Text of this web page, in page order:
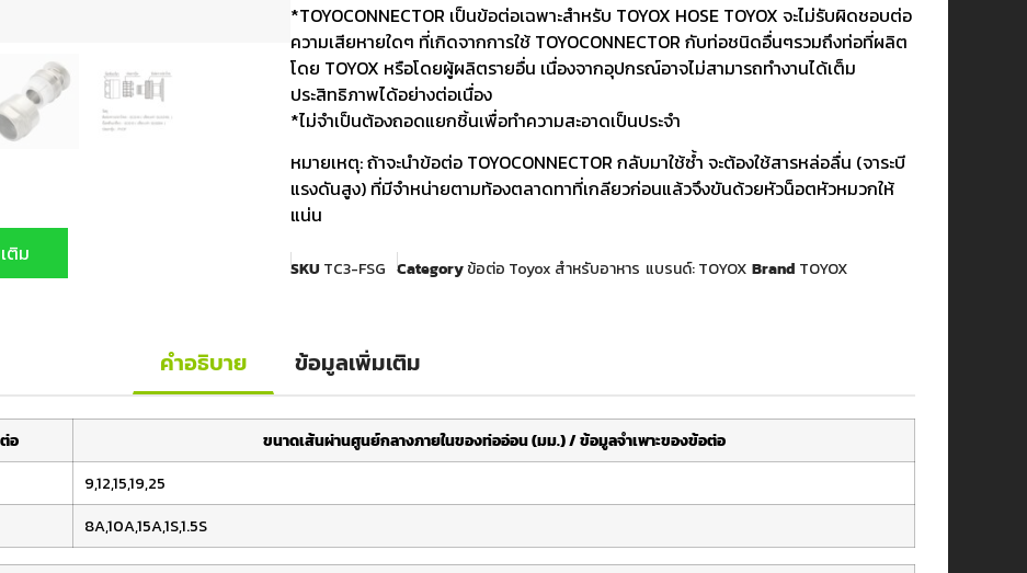
ติม
*TOYOCONNECTOR เป็นข้อต่อเฉพาะสำหรับ TOYOX HOSE TOYOX จะไม่รับผิดชอบต่อ
ความเสียหายใดๆ ที่เกิดจากการใช้ TOYOCONNECTOR กับท่อชนิดอื่นๆรวมถึงท่อที่ผลิต
โดย TOYOX หรือโดยผู้ผลิตรายอื่น เนื่องจากอุปกรณ์อาจไม่สามารถทำงานได้เต็ม
ประสิทธิภาพได้อย่างต่อเนื่อง
*ไม่จำเป็นต้องถอดแยกชิ้นเพื่อทำความสะอาดเป็นประจำ
หมายเหตุ: ถ้าจะนำข้อต่อ TOYOCONNECTOR กลับมาใช้ซ้ำ จะต้องใช้สารหล่อลื่น (จาระบี
แรงดันสูง) ที่มีจำหน่ายตามท้องตลาดทาที่เกลียวก่อนแล้วจึงขันด้วยหัวน็อตหัวหมวกให้
แน่น
SKU TC3-FSG Categoryข้อต่อ Toyox สำหรับอาหาร แบรนด์:TOYOX Brand TOYOX
คำอธิบาย ข้อมูลเพิ่มเติม
อ
ขนาดเส้นผ่านศูนย์กลางภายในของท่ออ่อน (มม.) / ข้อมูลจำเพาะของข้อต่อ
9,12,15,19,25
8A,10A,15A,1S,1.5S